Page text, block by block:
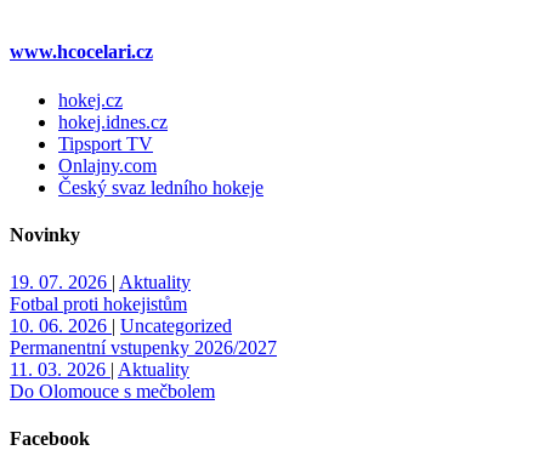
www.hcocelari.cz
hokej.cz
hokej.idnes.cz
Tipsport TV
Onlajny.com
Český svaz ledního hokeje
Novinky
19. 07. 2026 | Aktuality
Fotbal proti hokejistům
10. 06. 2026 | Uncategorized
Permanentní vstupenky 2026/2027
11. 03. 2026 | Aktuality
Do Olomouce s mečbolem
Facebook